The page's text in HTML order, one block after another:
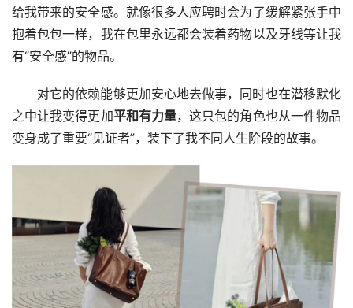
给我带来的安全感。就像很多人应聘时会为了缓解紧张手中
抱着包包一样，我在包里永远都会装着药物以及牙线等让我
有“安全感”的物品。
对它的依赖能够更加安心地去做事，同时也在潜移默化
之中让我变得更加平和有力量，这只包的角色也从一件物品
变身成了重要“见证者”，装下了我不同人生阶段的故事。